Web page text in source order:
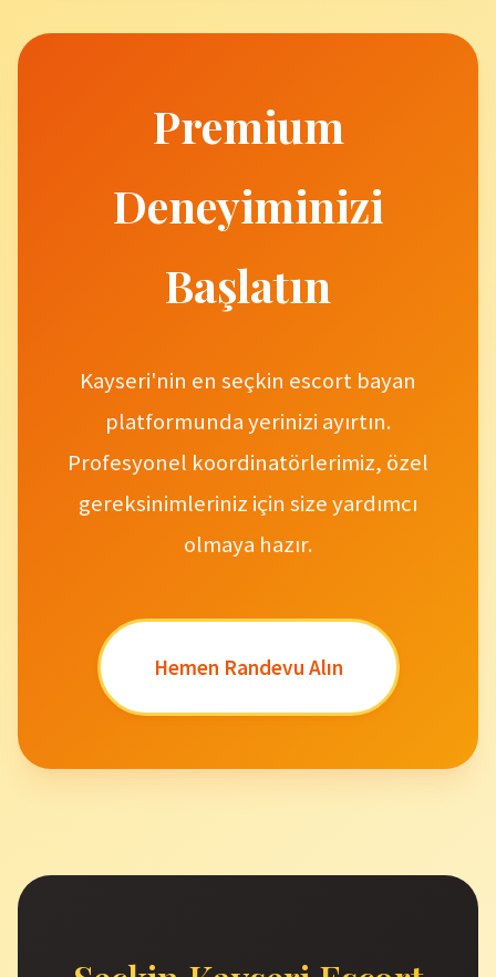
Premium
Deneyiminizi
Başlatın
Kayseri'nin en seçkin escort bayan
platformunda yerinizi ayırtın.
Profesyonel koordinatörlerimiz, özel
gereksinimleriniz için size yardımcı
olmaya hazır.
Hemen Randevu Alın